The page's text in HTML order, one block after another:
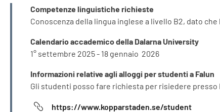
INFORMAZIONI
Competenze linguistiche richieste
Conoscenza della lingua inglese a livello B2, dato
Calendario accademico della Dalarna University
1° settembre 2025 - 18 gennaio 2026
Informazioni relative agli alloggi per studenti a Falun
Gli studenti posso fare richiesta per risiedere
https://www.kopparstaden.se/student